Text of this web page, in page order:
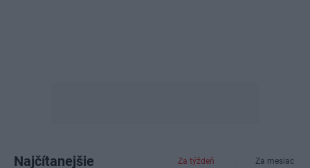
Najčítanejšie Za týždeň Za mesiac